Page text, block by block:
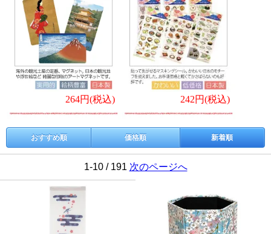
264円(税込) 242円(税込)
おすすめ順 価格順 新着順
1-10 / 191 次のページへ